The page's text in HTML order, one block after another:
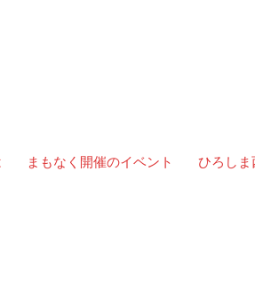
まもなく開催のイベント ひろしま
会、当協議会の運営するプロジェクトならびに「